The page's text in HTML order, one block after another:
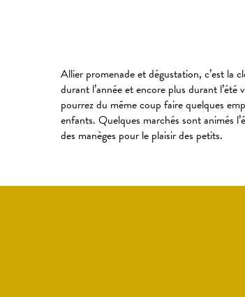
Allier promenade et dégustation, c’est la
durant l’année et encore plus durant
pourrez du même coup faire quelques
enfants. Quelques marchés sont animés
des manèges pour le plaisir des petits.